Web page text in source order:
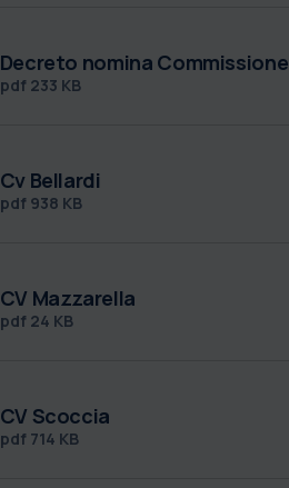
Decreto nomina Commissione
pdf 233 KB
Cv Bellardi
pdf 938 KB
CV Mazzarella
pdf 24 KB
CV Scoccia
pdf 714 KB